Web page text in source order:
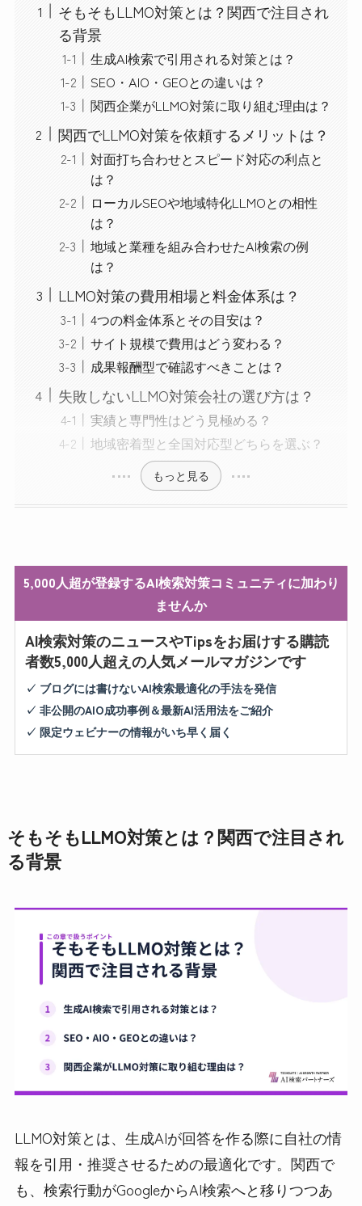
そもそもLLMO対策とは？関西で注目され
る背景
生成AI検索で引用される対策とは？
SEO・AIO・GEOとの違いは？
関西企業がLLMO対策に取り組む理由は？
関西でLLMO対策を依頼するメリットは？
対面打ち合わせとスピード対応の利点と
は？
ローカルSEOや地域特化LLMOとの相性
は？
地域と業種を組み合わせたAI検索の例
は？
LLMO対策の費用相場と料金体系は？
4つの料金体系とその目安は？
サイト規模で費用はどう変わる？
成果報酬型で確認すべきことは？
失敗しないLLMO対策会社の選び方は？
実績と専門性はどう見極める？
地域密着型と全国対応型どちらを選ぶ？
もっと見る
5,000人超が登録するAI検索対策コミュニティに加わり
ませんか
AI検索対策のニュースやTipsをお届けする購読
者数5,000人超えの人気メールマガジンです
✓ ブログには書けないAI検索最適化の手法を発信
✓ 非公開のAIO成功事例＆最新AI活用法をご紹介
✓ 限定ウェビナーの情報がいち早く届く
そもそもLLMO対策とは？関西で注目され
る背景
LLMO対策とは、生成AIが回答を作る際に自社の情
報を引用・推奨させるための最適化です。関西で
も、検索行動がGoogleからAI検索へと移りつつあ